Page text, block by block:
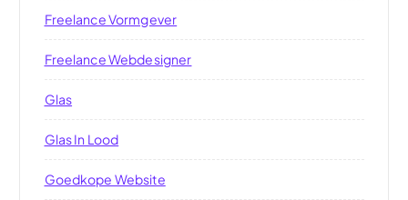
Freelance Vormgever
Freelance Webdesigner
Glas
Glas In Lood
Goedkope Website